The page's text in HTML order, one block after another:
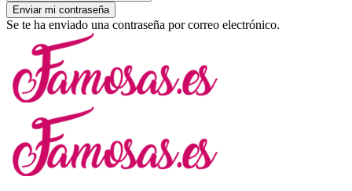
Se te ha enviado una contraseña por correo electrónico.